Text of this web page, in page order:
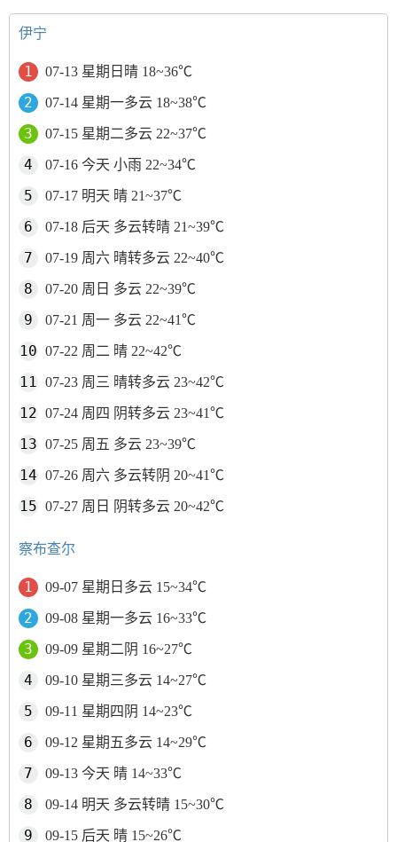
伊宁
07-13 星期日晴 18~36℃
07-14 星期一多云 18~38℃
07-15 星期二多云 22~37℃
07-16 今天 小雨 22~34℃
07-17 明天 晴 21~37℃
07-18 后天 多云转晴 21~39℃
07-19 周六 晴转多云 22~40℃
07-20 周日 多云 22~39℃
07-21 周一 多云 22~41℃
07-22 周二 晴 22~42℃
07-23 周三 晴转多云 23~42℃
07-24 周四 阴转多云 23~41℃
07-25 周五 多云 23~39℃
07-26 周六 多云转阴 20~41℃
07-27 周日 阴转多云 20~42℃
察布查尔
09-07 星期日多云 15~34℃
09-08 星期一多云 16~33℃
09-09 星期二阴 16~27℃
09-10 星期三多云 14~27℃
09-11 星期四阴 14~23℃
09-12 星期五多云 14~29℃
09-13 今天 晴 14~33℃
09-14 明天 多云转晴 15~30℃
09-15 后天 晴 15~26℃